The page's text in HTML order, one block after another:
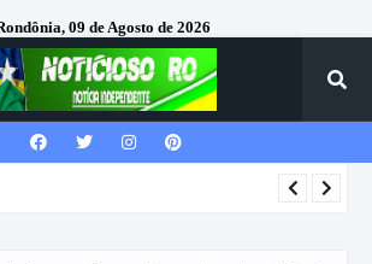
09 de Agosto de 2026